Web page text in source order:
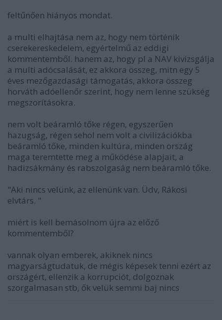
feltűnően hiányos mondat.
a multi elhajtása nem az, hogy nem történik
cserekereskedelem, egyértelmű az eddigi
kommentemből. hanem az, hogy pl a NAV kivizsgálja
a multi adócsalását, ez akkora összeg, mitn egy 5
éves mezőgazdasági támogatás, akkora összeg
horváth adóellenőr szerint, hogy nem lenne szükség
megszorításokra.
nem volt beáramló tőke régen, egyszerűen
hazugság, régen sehol nem volt a civilizációkba
beáramló tőke, minden kultúra, minden ország
maga teremtette meg a működése alapjait, a
hadizsákmány és rabszolgaság nem beáramló tőke.
"Aki nincs velünk, az ellenünk van. Üdv, Rákosi
elvtárs. "
miért is kell bemásolnom újra az előző
kommentemből?
vannak olyan emberek, akiknek nincs
magyarságtudatuk, de mégis képesek tenni ezért az
országért, ellenzik a korrupciót, dolgoznak
szorgalmasan stb, ők velük semmi baj nincs